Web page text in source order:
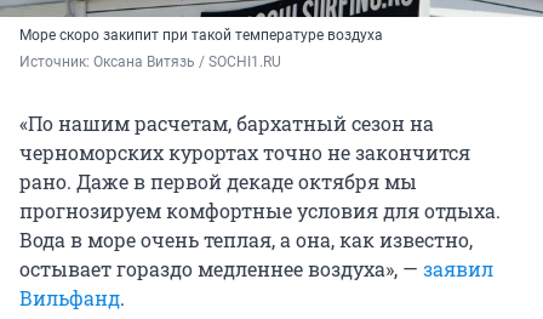
Море скоро закипит при такой температуре воздуха
Источник: Оксана Витязь / SOCHI1.RU
«По нашим расчетам, бархатный сезон на
черноморских курортах точно не закончится
рано. Даже в первой декаде октября мы
прогнозируем комфортные условия для отдыха.
Вода в море очень теплая, а она, как известно,
остывает гораздо медленнее воздуха», — заявил
Вильфанд.